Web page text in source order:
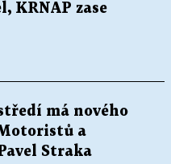
KRNAP zase
má nového
a
Straka